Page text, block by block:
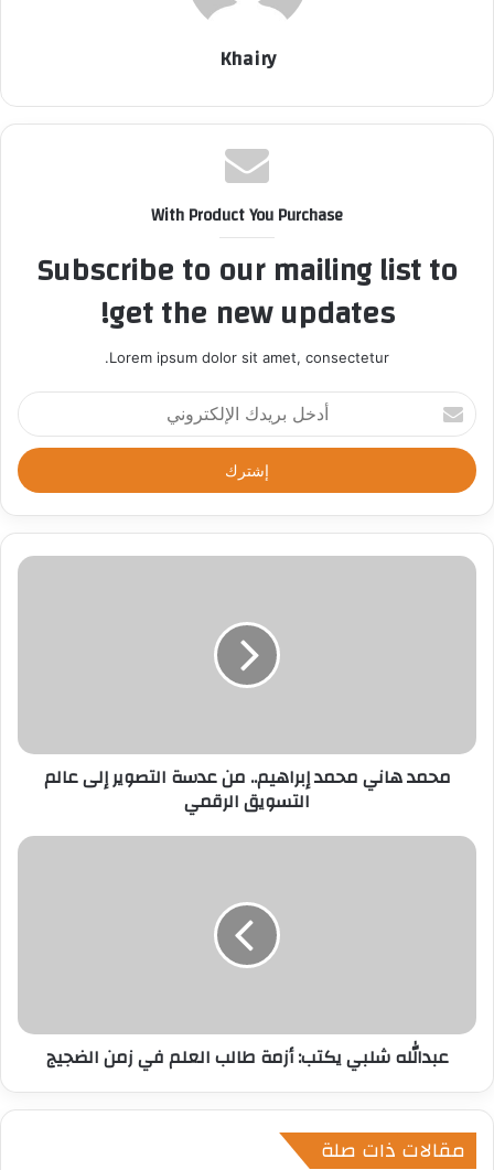
Khairy
With Product You Purchase
Subscribe to our mailing list to
get the new updates!
Lorem ipsum dolor sit amet, consectetur.
أ
د
خ
ل
ر
د
ر
محمد هاني محمد إبراهيم.. من عدسة التصوير إلى عالم
التسويق الرقمي
عبدالله شلبي يكتب: أزمة طالب العلم في زمن الضجيج
مقالات ذات صلة